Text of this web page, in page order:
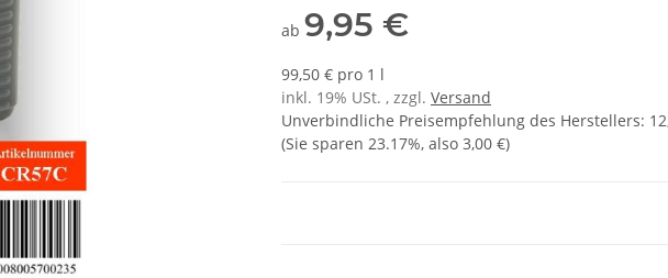
ab 9,95 €
99,50 € pro 1 l
inkl. 19% USt. , zzgl. Versand
Unverbindliche Preisempfehlung des Herstellers:
(Sie sparen 23.17%, also 3,00 €)